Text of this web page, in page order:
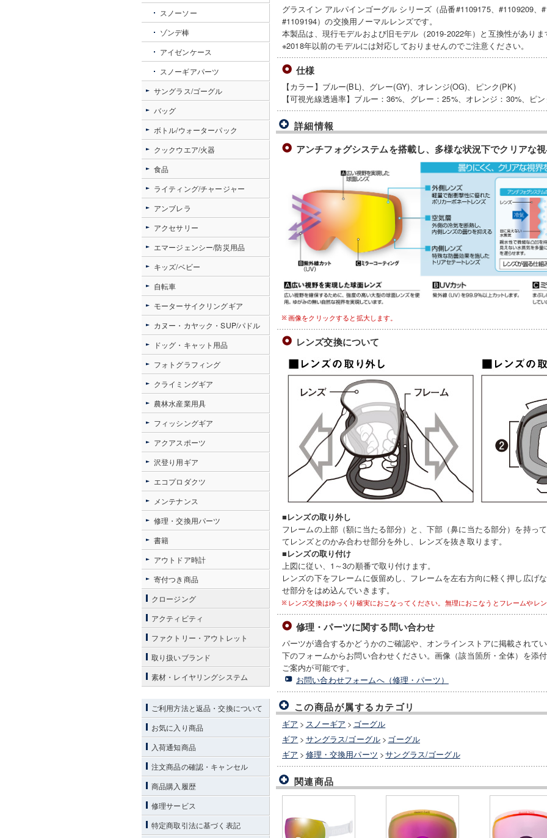
グラスイン アルパインゴーグル シリーズ（品番#1109175、#1109209、
#1109194）の交換用ノーマルレンズです。
本製品は、現行モデルおよび旧モデル（2019-2022年）と互換性がありま
※2018年以前のモデルには対応しておりませんのでご注意ください。
仕様
【カラー】ブルー(BL)、グレー(GY)、オレンジ(OG)、ピンク(PK)
【可視光線透過率】ブルー：36%、グレー：25%、オレンジ：30%、ピ
詳細情報
アンチフォグシステムを搭載し、多様な状況下でクリアな
画像をクリックすると拡大します。
レンズ交換について
■レンズの取り外し
フレームの上部（額に当たる部分）と、下部（鼻に当たる部分）を持っ
てレンズとのかみ合わせ部分を外し、レンズを抜き取ります。
■レンズの取り付け
上図に従い、1～3の順番で取り付けます。
レンズの下をフレームに仮留めし、フレームを左右方向に軽く押し広げ
せ部分をはめ込んでいきます。
レンズ交換はゆっくり確実におこなってください。無理におこなうとフレームやレ
修理・パーツに関する問い合わせ
パーツが適合するかどうかのご確認や、オンラインストアに掲載されて
下のフォームからお問い合わせください。画像（該当箇所・全体）を添
ご案内が可能です。
お問い合わせフォームへ（修理・パーツ）
この商品が属するカテゴリ
ギア > スノーギア > ゴーグル
ギア > サングラス/ゴーグル > ゴーグル
ギア > 修理・交換用パーツ >サングラス/ゴーグル
関連商品
スノーソー
ゾンデ棒
アイゼンケース
スノーギアパーツ
サングラス/ゴーグル
バッグ
ボトル/ウォーターパック
クックウエア/火器
食品
ライティング/チャージャー
アンブレラ
アクセサリー
エマージェンシー/防災用品
キッズ/ベビー
自転車
モーターサイクリングギア
カヌー・カヤック・SUP/パドル
ドッグ・キャット用品
フォトグラフィング
クライミングギア
農林水産業用具
フィッシングギア
アクアスポーツ
沢登り用ギア
エコプロダクツ
メンテナンス
修理・交換用パーツ
書籍
アウトドア時計
寄付つき商品
クロージング
アクティビティ
ファクトリー・アウトレット
取り扱いブランド
素材・レイヤリングシステム
ご利用方法と返品・交換について
お気に入り商品
入荷通知商品
注文商品の確認・キャンセル
商品購入履歴
修理サービス
特定商取引法に基づく表記